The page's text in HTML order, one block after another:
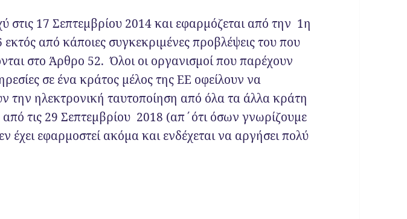
στις 17 Σεπτεμβρίου 2014 και εφαρμόζεται από την 1η
εκτός από κάποιες συγκεκριμένες προβλέψεις του που
στο Άρθρο 52. Όλοι οι οργανισμοί που παρέχουν
σε ένα κράτος μέλος της ΕΕ οφείλουν να
την ηλεκτρονική ταυτοποίηση από όλα τα άλλα κράτη
τις 29 Σεπτεμβρίου 2018 (απ΄ότι όσων γνωρίζουμε
έχει εφαρμοστεί ακόμα και ενδέχεται να αργήσει πολύ